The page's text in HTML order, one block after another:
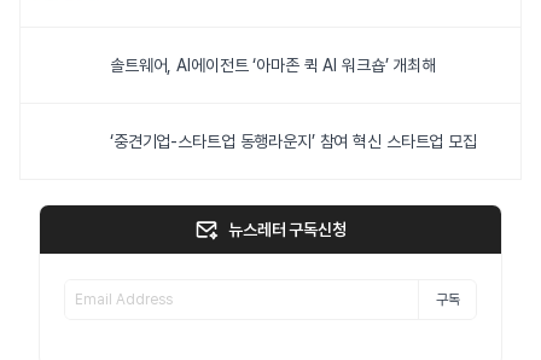
솔트웨어, AI에이전트 ‘아마존 퀵 AI 워크숍’ 개최해
‘중견기업-스타트업 동행라운지’ 참여 혁신 스타트업 모집
뉴스레터 구독신청
구독